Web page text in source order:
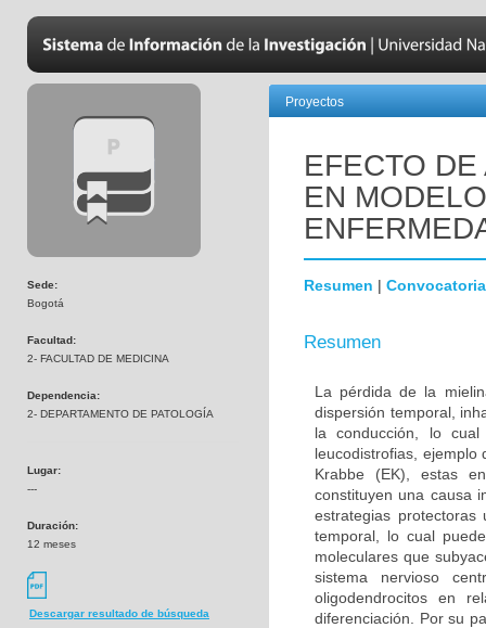
Sede:
Bogotá
Facultad:
2- FACULTAD DE MEDICINA
Dependencia:
2- DEPARTAMENTO DE PATOLOGÍA
Lugar:
---
Duración:
12 meses
Descargar resultado de búsqueda
Proyectos
EFECTO
EN
Resumen | Convocatoria
Resumen
La pérdida de la
dispersión temporal,
la conducción, lo cual
leucodistrofias,
Krabbe (EK), estas
constituyen una causa
estrategias protectoras
temporal, lo cual
moleculares que
sistema nervioso
oligodendrocitos en
diferenciación. Por su